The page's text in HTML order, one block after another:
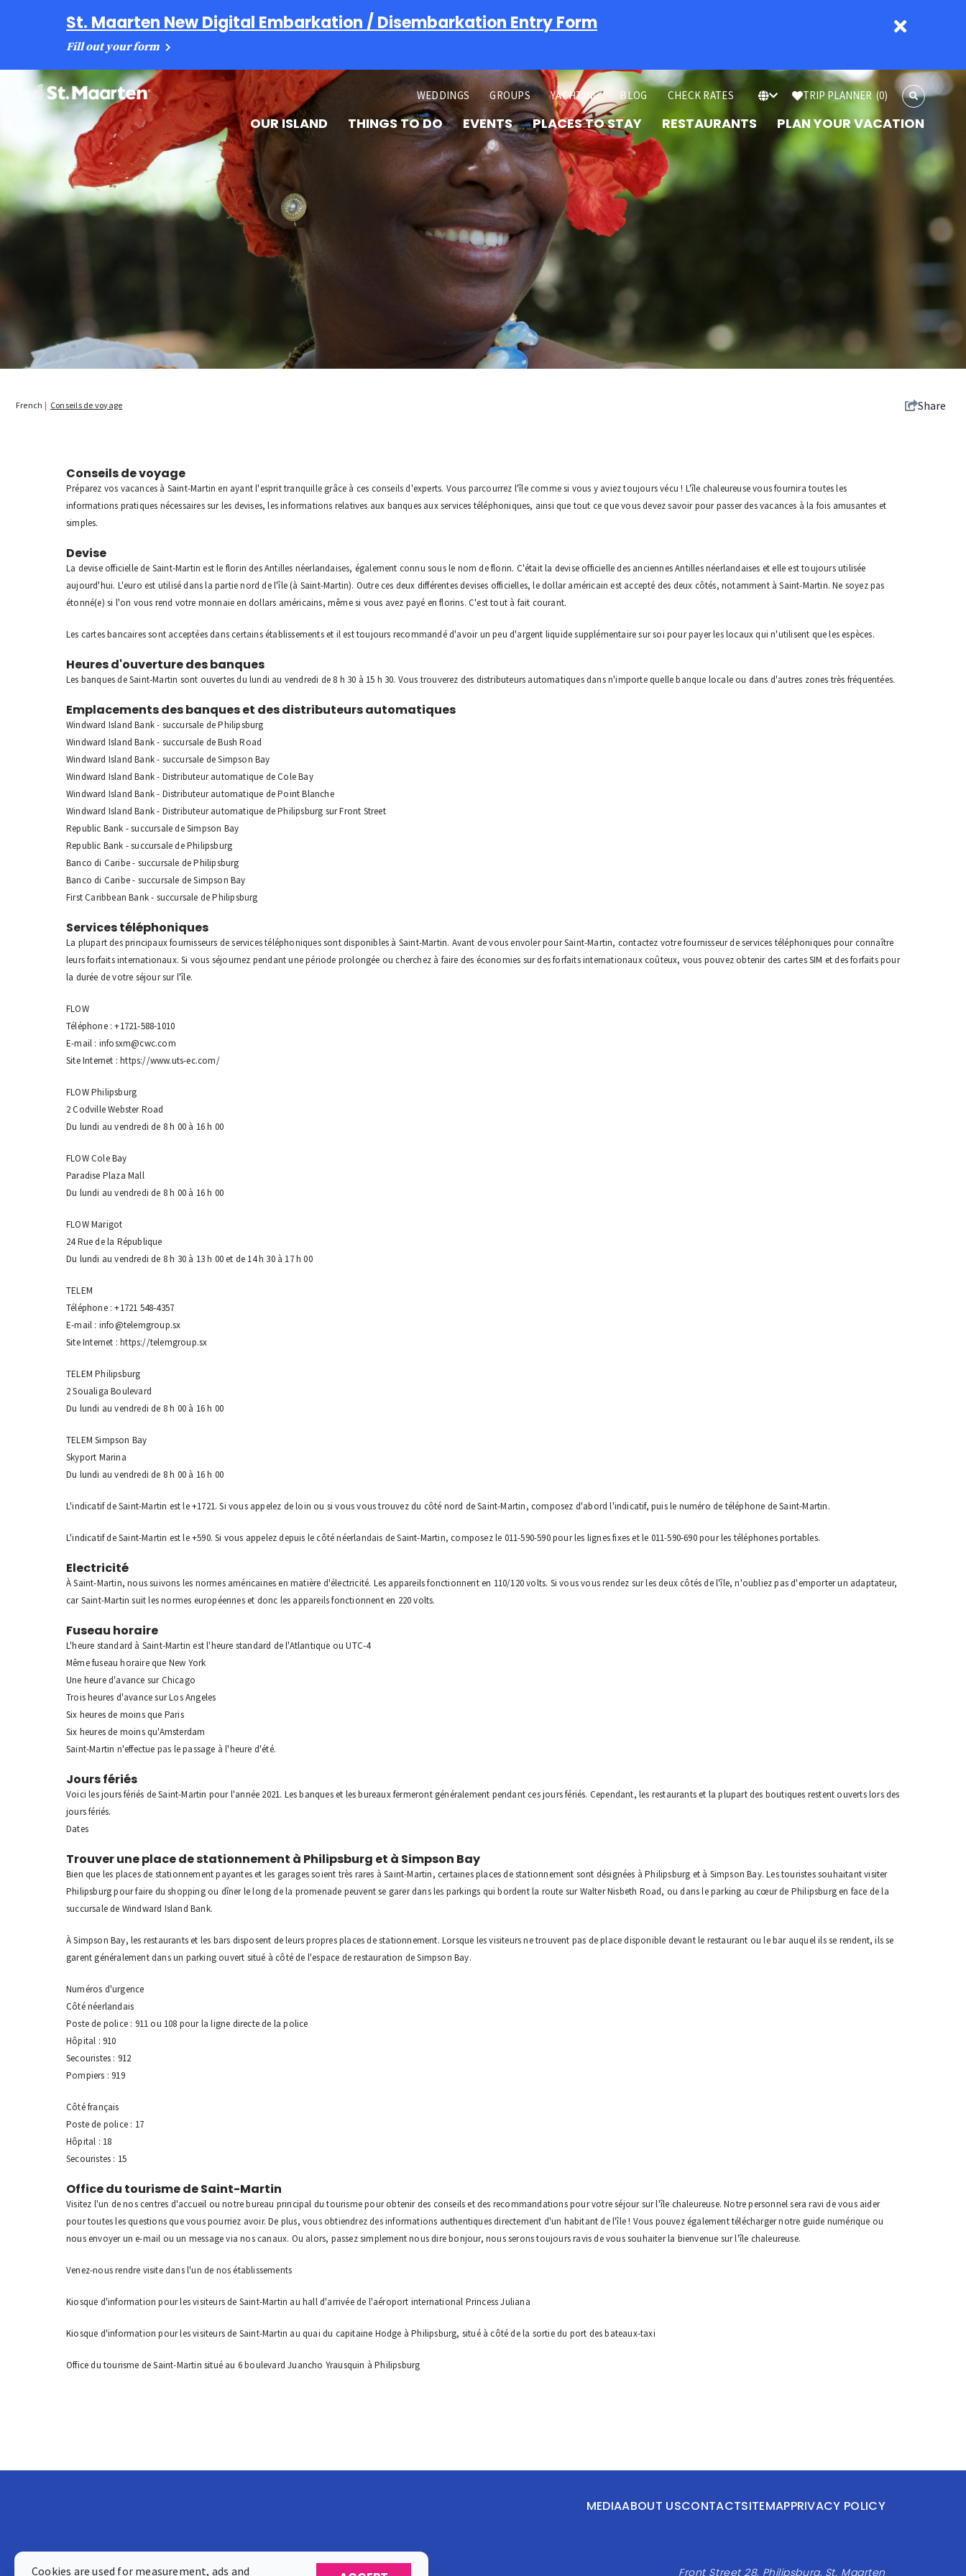
St. Maarten New Digital Embarkation / Disembarkation Entry Form
Fill out your form
WEDDINGS GROUPS YACHTING BLOG CHECK RATES TRIP PLANNER(0)
OUR ISLAND THINGS TO DO EVENTS PLACES TO STAY RESTAURANTS PLAN YOUR VACATION
French | Conseils de voyage Share
Conseils de voyage
Préparez vos vacances à Saint-Martin en ayant l'esprit tranquille grâce à ces conseils d'experts. Vous parcourrez l'île comme si vous y aviez toujours vécu ! L'île chaleureuse vous fournira toutes les
informations pratiques nécessaires sur les devises, les informations relatives aux banques aux services téléphoniques, ainsi que tout ce que vous devez savoir pour passer des vacances à la fois amusantes et
simples.
Devise
La devise officielle de Saint-Martin est le florin des Antilles néerlandaises, également connu sous le nom de florin. C'était la devise officielle des anciennes Antilles néerlandaises et elle est toujours utilisée
aujourd'hui. L'euro est utilisé dans la partie nord de l'île (à Saint-Martin). Outre ces deux différentes devises officielles, le dollar américain est accepté des deux côtés, notamment à Saint-Martin. Ne soyez pas
étonné(e) si l'on vous rend votre monnaie en dollars américains, même si vous avez payé en florins. C'est tout à fait courant.
Les cartes bancaires sont acceptées dans certains établissements et il est toujours recommandé d'avoir un peu d'argent liquide supplémentaire sur soi pour payer les locaux qui n'utilisent que les espèces.
Heures d'ouverture des banques
Les banques de Saint-Martin sont ouvertes du lundi au vendredi de 8 h 30 à 15 h 30. Vous trouverez des distributeurs automatiques dans n'importe quelle banque locale ou dans d'autres zones très fréquentées.
Emplacements des banques et des distributeurs automatiques
Windward Island Bank - succursale de Philipsburg
Windward Island Bank - succursale de Bush Road
Windward Island Bank - succursale de Simpson Bay
Windward Island Bank - Distributeur automatique de Cole Bay
Windward Island Bank - Distributeur automatique de Point Blanche
Windward Island Bank - Distributeur automatique de Philipsburg sur Front Street
Republic Bank - succursale de Simpson Bay
Republic Bank - succursale de Philipsburg
Banco di Caribe - succursale de Philipsburg
Banco di Caribe - succursale de Simpson Bay
First Caribbean Bank - succursale de Philipsburg
Services téléphoniques
La plupart des principaux fournisseurs de services téléphoniques sont disponibles à Saint-Martin. Avant de vous envoler pour Saint-Martin, contactez votre fournisseur de services téléphoniques pour connaître
leurs forfaits internationaux. Si vous séjournez pendant une période prolongée ou cherchez à faire des économies sur des forfaits internationaux coûteux, vous pouvez obtenir des cartes SIM et des forfaits pour
la durée de votre séjour sur l'île.
FLOW
Téléphone : +1721-588-1010
E-mail : infosxm@cwc.com
Site Internet : https://www.uts-ec.com/
FLOW Philipsburg
2 Codville Webster Road
Du lundi au vendredi de 8 h 00 à 16 h 00
FLOW Cole Bay
Paradise Plaza Mall
Du lundi au vendredi de 8 h 00 à 16 h 00
FLOW Marigot
24 Rue de la République
Du lundi au vendredi de 8 h 30 à 13 h 00 et de 14 h 30 à 17 h 00
TELEM
Téléphone : +1721 548-4357
E-mail : info@telemgroup.sx
Site Internet : https://telemgroup.sx
TELEM Philipsburg
2 Soualiga Boulevard
Du lundi au vendredi de 8 h 00 à 16 h 00
TELEM Simpson Bay
Skyport Marina
Du lundi au vendredi de 8 h 00 à 16 h 00
L'indicatif de Saint-Martin est le +1721. Si vous appelez de loin ou si vous vous trouvez du côté nord de Saint-Martin, composez d'abord l'indicatif, puis le numéro de téléphone de Saint-Martin.
L'indicatif de Saint-Martin est le +590. Si vous appelez depuis le côté néerlandais de Saint-Martin, composez le 011-590-590 pour les lignes fixes et le 011-590-690 pour les téléphones portables.
Electricité
À Saint-Martin, nous suivons les normes américaines en matière d'électricité. Les appareils fonctionnent en 110/120 volts. Si vous vous rendez sur les deux côtés de l'île, n'oubliez pas d'emporter un adaptateur,
car Saint-Martin suit les normes européennes et donc les appareils fonctionnent en 220 volts.
Fuseau horaire
L'heure standard à Saint-Martin est l'heure standard de l'Atlantique ou UTC-4
Même fuseau horaire que New York
Une heure d'avance sur Chicago
Trois heures d'avance sur Los Angeles
Six heures de moins que Paris
Six heures de moins qu'Amsterdam
Saint-Martin n'effectue pas le passage à l'heure d'été.
Jours fériés
Voici les jours fériés de Saint-Martin pour l'année 2021. Les banques et les bureaux fermeront généralement pendant ces jours fériés. Cependant, les restaurants et la plupart des boutiques restent ouverts lors des
jours fériés.
Dates
Trouver une place de stationnement à Philipsburg et à Simpson Bay
Bien que les places de stationnement payantes et les garages soient très rares à Saint-Martin, certaines places de stationnement sont désignées à Philipsburg et à Simpson Bay. Les touristes souhaitant visiter
Philipsburg pour faire du shopping ou dîner le long de la promenade peuvent se garer dans les parkings qui bordent la route sur Walter Nisbeth Road, ou dans le parking au cœur de Philipsburg en face de la
succursale de Windward Island Bank.
À Simpson Bay, les restaurants et les bars disposent de leurs propres places de stationnement. Lorsque les visiteurs ne trouvent pas de place disponible devant le restaurant ou le bar auquel ils se rendent, ils se
garent généralement dans un parking ouvert situé à côté de l'espace de restauration de Simpson Bay.
Numéros d'urgence
Côté néerlandais
Poste de police : 911 ou 108 pour la ligne directe de la police
Hôpital : 910
Secouristes : 912
Pompiers : 919
Côté français
Poste de police : 17
Hôpital : 18
Secouristes : 15
Office du tourisme de Saint-Martin
Visitez l'un de nos centres d'accueil ou notre bureau principal du tourisme pour obtenir des conseils et des recommandations pour votre séjour sur l'île chaleureuse. Notre personnel sera ravi de vous aider
pour toutes les questions que vous pourriez avoir. De plus, vous obtiendrez des informations authentiques directement d'un habitant de l'île ! Vous pouvez également télécharger notre guide numérique ou
nous envoyer un e-mail ou un message via nos canaux. Ou alors, passez simplement nous dire bonjour, nous serons toujours ravis de vous souhaiter la bienvenue sur l'île chaleureuse.
Venez-nous rendre visite dans l'un de nos établissements
Kiosque d'information pour les visiteurs de Saint-Martin au hall d'arrivée de l'aéroport international Princess Juliana
Kiosque d'information pour les visiteurs de Saint-Martin au quai du capitaine Hodge à Philipsburg, situé à côté de la sortie du port des bateaux-taxi
Office du tourisme de Saint-Martin situé au 6 boulevard Juancho Yrausquin à Philipsburg
MEDIAABOUT USCONTACTSITEMAPPRIVACY POLICY
Front Street 28, Philipsburg, St. Maarten
Cookies are used for measurement, ads and